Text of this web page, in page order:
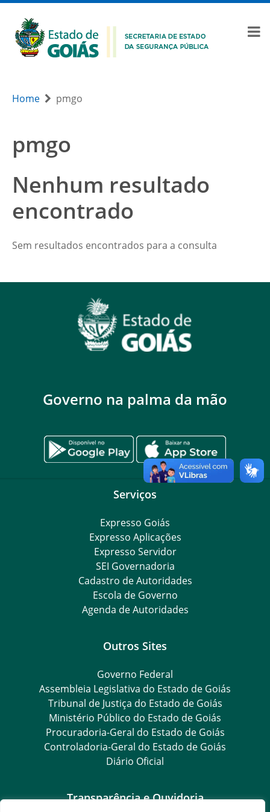
Home pmgo
pmgo
Nenhum resultado
encontrado
Sem resultados encontrados para a consulta
Governo na palma da mão
Serviços
Expresso Goiás
Expresso Aplicações
Expresso Servidor
SEI Governadoria
Cadastro de Autoridades
Escola de Governo
Agenda de Autoridades
Outros Sites
Governo Federal
Assembleia Legislativa do Estado de Goiás
Tribunal de Justiça do Estado de Goiás
Ministério Público do Estado de Goiás
Procuradoria-Geral do Estado de Goiás
Controladoria-Geral do Estado de Goiás
Diário Oficial
Transparência e Ouvidoria